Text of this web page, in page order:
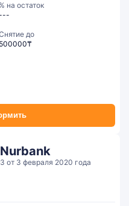
% на остаток
до
500000₸
от 3 февраля 2020 года